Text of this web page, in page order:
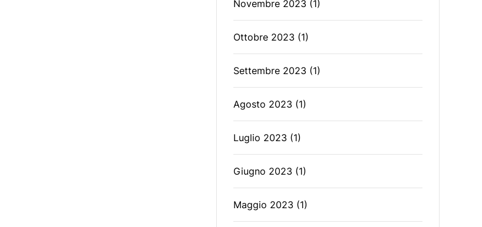
Novembre 2023 (1)
Ottobre 2023 (1)
Settembre 2023 (1)
Agosto 2023 (1)
Luglio 2023 (1)
Giugno 2023 (1)
Maggio 2023 (1)